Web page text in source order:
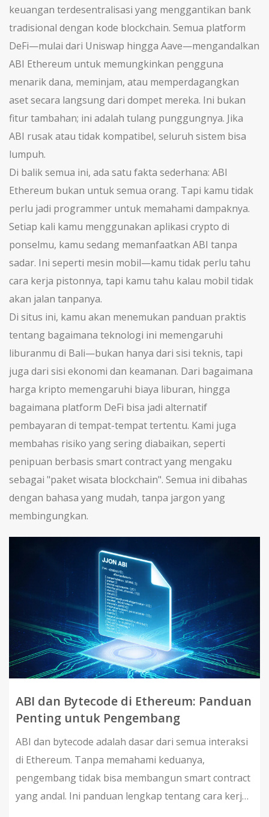
keuangan terdesentralisasi yang menggantikan bank
tradisional dengan kode blockchain. Semua platform
DeFi—mulai dari Uniswap hingga Aave—mengandalkan
ABI Ethereum untuk memungkinkan pengguna
menarik dana, meminjam, atau memperdagangkan
aset secara langsung dari dompet mereka. Ini bukan
fitur tambahan; ini adalah tulang punggungnya. Jika
ABI rusak atau tidak kompatibel, seluruh sistem bisa
lumpuh.
Di balik semua ini, ada satu fakta sederhana: ABI
Ethereum bukan untuk semua orang. Tapi kamu tidak
perlu jadi programmer untuk memahami dampaknya.
Setiap kali kamu menggunakan aplikasi crypto di
ponselmu, kamu sedang memanfaatkan ABI tanpa
sadar. Ini seperti mesin mobil—kamu tidak perlu tahu
cara kerja pistonnya, tapi kamu tahu kalau mobil tidak
akan jalan tanpanya.
Di situs ini, kamu akan menemukan panduan praktis
tentang bagaimana teknologi ini memengaruhi
liburanmu di Bali—bukan hanya dari sisi teknis, tapi
juga dari sisi ekonomi dan keamanan. Dari bagaimana
harga kripto memengaruhi biaya liburan, hingga
bagaimana platform DeFi bisa jadi alternatif
pembayaran di tempat-tempat tertentu. Kami juga
membahas risiko yang sering diabaikan, seperti
penipuan berbasis smart contract yang mengaku
sebagai "paket wisata blockchain". Semua ini dibahas
dengan bahasa yang mudah, tanpa jargon yang
membingungkan.
ABI dan Bytecode di Ethereum: Panduan
Penting untuk Pengembang
ABI dan bytecode adalah dasar dari semua interaksi
di Ethereum. Tanpa memahami keduanya,
pengembang tidak bisa membangun smart contract
yang andal. Ini panduan lengkap tentang cara kerja,